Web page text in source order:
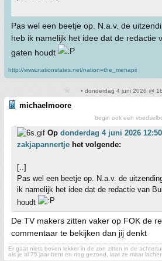
Pas wel een beetje op. N.a.v. de
heb ik namelijk het idee dat de redactie
gaten houdt
http://www.nationstates.net/nation=the_menapii
• donderdag 4 juni 2026 @
michaelmoore
begin ook een
Op donderdag 4 juni 2026 12:50
zakjapannertje het volgende:
[..]
Pas wel een beetje op. N.a.v. de
ik namelijk het idee dat de redactie van
houdt
De TV makers zitten vaker op FOK de
commentaar te bekijken dan jij denkt
Er gaat niets boven lekker in de zon zitten in de
als je al 75 jaar bent en nog gezond, laat ze maar